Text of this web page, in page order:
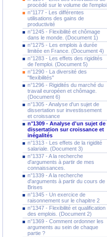
procédé sur le volume de l'emploi
n°1177 - Les différentes
utilisations des gains de
productivité
n°1245 - Flexibilité et chômage
dans le monde. (Document 1)
n°1275 - Les emplois à durée
limitée en France. (Document 4)
n°1283 - Les effets des rigidités
de l'emploi. (Document 5)
n°1290 - La diversité des
"flexibilités"
n°1296 - Rigidités du marché du
travail européen et chômage.
(Document 6)
n°1305 - Analyse d'un sujet de
dissertation sur investissement
et croissance
n°1309 - Analyse d'un sujet de
dissertation sur croissance et
inégalités
n°1313 - Les effets de la rigidité
salariale. (Document 3)
n°1337 - A la recherche
d'arguments à partir de mes
connaissances.
n°1339 - A la recherche
d'arguments à partir du cours de
Brises
n°1345 - Un exercice de
raisonnement sur le chapitre 2
n°1347 - Flexibilité et qualification
des emplois. (Document 2)
n°1369 - Comment ordonner les
arguments au sein de chaque
partie ?